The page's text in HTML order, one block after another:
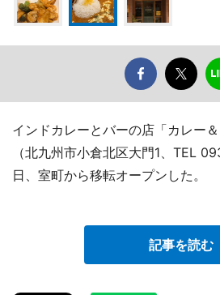
インドカレーとバーの店「カレー＆
（北九州市小倉北区大門1、TEL
日、室町から移転オープンした。
記事を読む